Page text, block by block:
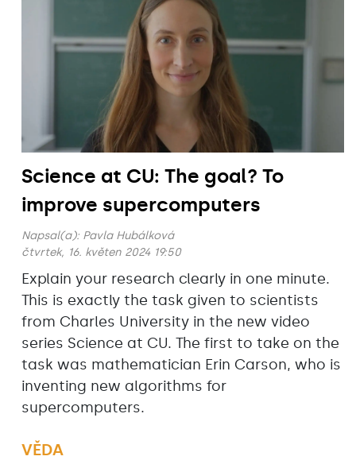
Science at CU: The goal? To
improve supercomputers
Napsal(a): Pavla Hubálková
čtvrtek, 16. květen 2024 19:50
Explain your research clearly in one minute.
This is exactly the task given to scientists
from Charles University in the new video
series Science at CU. The first to take on the
task was mathematician Erin Carson, who is
inventing new algorithms for
supercomputers.
VĚDA